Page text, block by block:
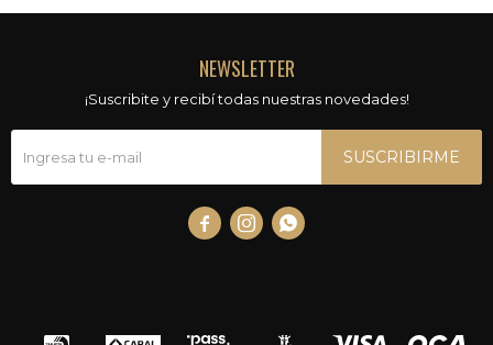
NEWSLETTER
¡Suscribite y recibí todas nuestras novedades!
SUSCRIBIRME
  